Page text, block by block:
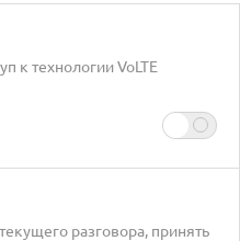
к технологии VoLTE
разговора, принять